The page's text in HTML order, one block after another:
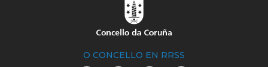
O CONCELLO EN RRSS